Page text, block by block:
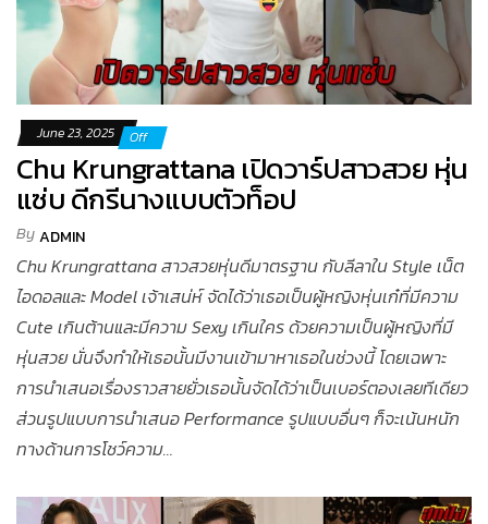
June 23, 2025 Off
Chu Krungrattana เปิดวาร์ปสาวสวย หุ่น
แซ่บ ดีกรีนางแบบตัวท็อป
ByADMIN
Chu Krungrattana สาวสวยหุ่นดีมาตรฐาน กับลีลาใน Style เน็ต
ไอดอลและ Model เจ้าเสน่ห์ จัดได้ว่าเธอเป็นผู้หญิงหุ่นเก๋ที่มีความ
Cute เกินต้านและมีความ Sexy เกินใคร ด้วยความเป็นผู้หญิงที่มี
หุ่นสวย นั่นจึงทำให้เธอนั้นมีงานเข้ามาหาเธอในช่วงนี้ โดยเฉพาะ
การนำเสนอเรื่องราวสายยั่วเธอนั้นจัดได้ว่าเป็นเบอร์ตองเลยทีเดียว
ส่วนรูปแบบการนำเสนอ Performance รูปแบบอื่นๆ ก็จะเน้นหนัก
ทางด้านการโชว์ความ…